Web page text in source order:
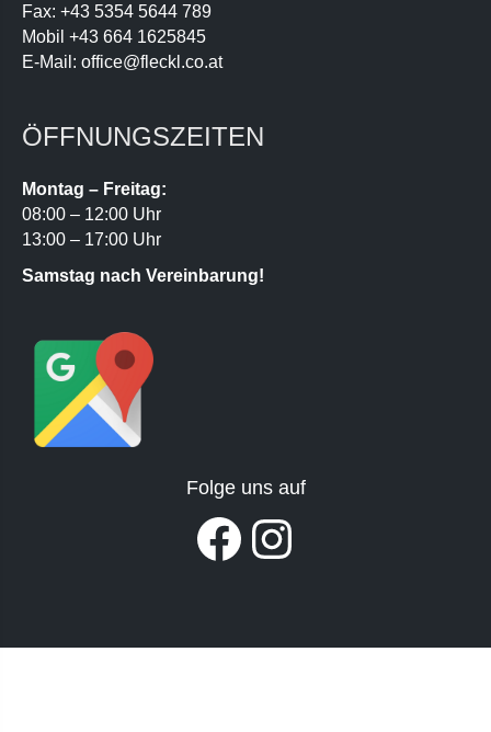
Fax: +43 5354 5644 789
Mobil +43 664 1625845
E-Mail: office@fleckl.co.at
ÖFFNUNGSZEITEN
Montag – Freitag:
08:00 – 12:00 Uhr
13:00 – 17:00 Uhr
Samstag nach Vereinbarung!
Folge uns auf
Facebook Instagram